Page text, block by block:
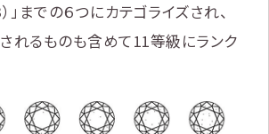
）」までの６つにカテゴライズされ、
れるものも含めて11等級にランク